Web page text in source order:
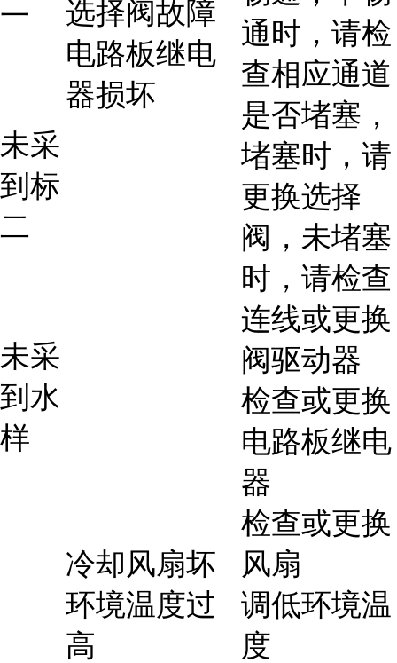
选择阀故障
电路板继电
器损坏
通时，请检
查相应通道
是否堵塞，
堵塞时，请
更换选择
阀，未堵塞
时，请检查
连线或更换
阀驱动器
检查或更换
电路板继电
器
一
未采
到标
二
未采
到水
样
冷却风扇坏
环境温度过
高
检查或更换
风扇
调低环境温
度